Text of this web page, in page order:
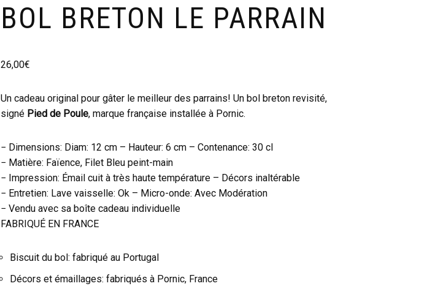
BOL BRETON LE PARRAIN
26,00€
Un cadeau original pour gâter le meilleur des parrains! Un bol breton revisité,
signé Pied de Poule, marque française installée à Pornic.
− Dimensions: Diam: 12 cm – Hauteur: 6 cm – Contenance: 30 cl
− Matière: Faïence, Filet Bleu peint-main
− Impression: Émail cuit à très haute température – Décors inaltérable
− Entretien: Lave vaisselle: Ok – Micro-onde: Avec Modération
− Vendu avec sa boîte cadeau individuelle
FABRIQUÉ EN FRANCE
Biscuit du bol: fabriqué au Portugal
Décors et émaillages: fabriqués à Pornic, France